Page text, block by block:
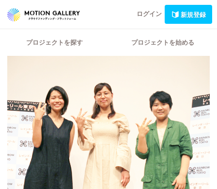
ログイン 新規登録
プロジェクトを探す プロジェクトを始める